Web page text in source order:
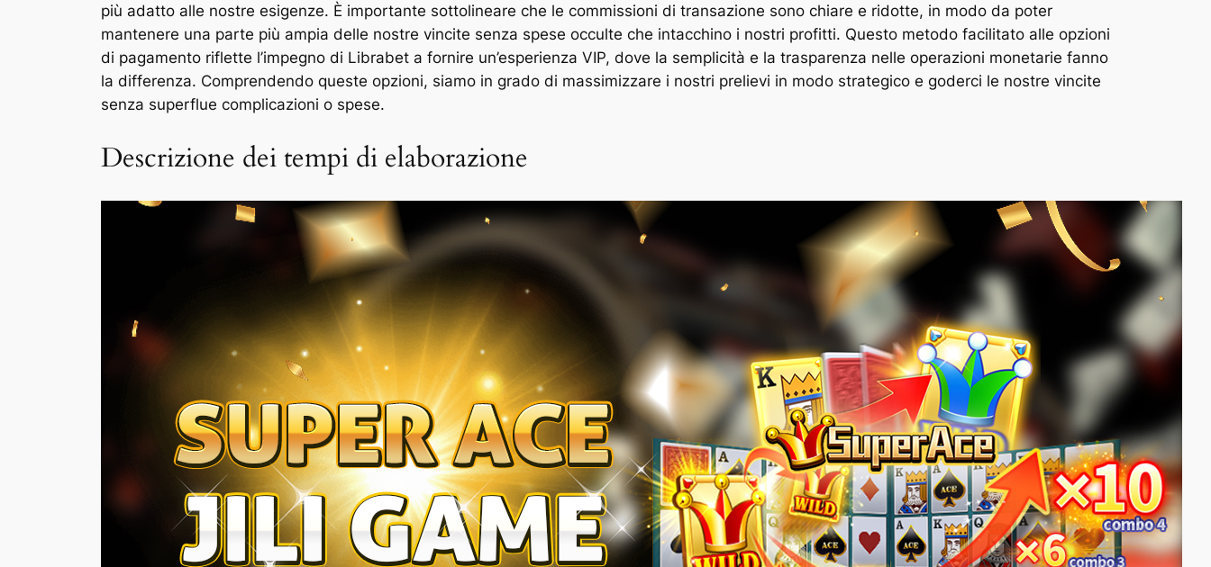
più adatto alle nostre esigenze. È importante sottolineare che le commissioni di transazione sono chiare e ridotte, in modo da poter
mantenere una parte più ampia delle nostre vincite senza spese occulte che intacchino i nostri profitti. Questo metodo facilitato alle opzioni
di pagamento riflette l’impegno di Librabet a fornire un’esperienza VIP, dove la semplicità e la trasparenza nelle operazioni monetarie fanno
la differenza. Comprendendo queste opzioni, siamo in grado di massimizzare i nostri prelievi in modo strategico e goderci le nostre vincite
senza superflue complicazioni o spese.
Descrizione dei tempi di elaborazione